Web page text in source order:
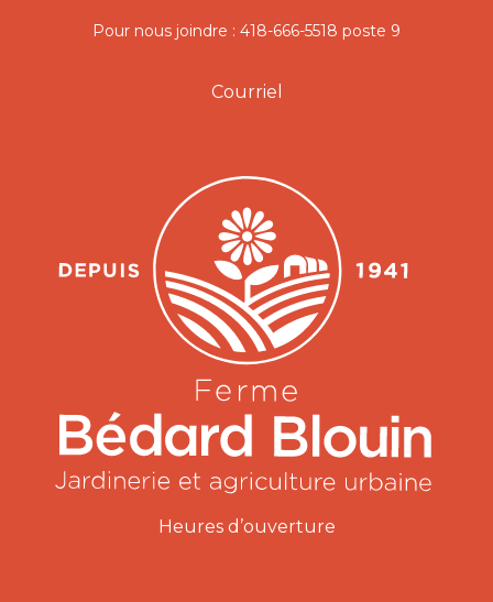
Pour nous joindre : 418-666-5518 poste 9
Courriel
Heures d’ouverture